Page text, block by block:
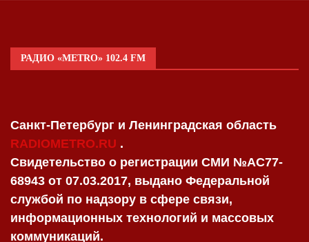
РАДИО «METRO» 102.4 FM
Санкт-Петербург и Ленинградская область
RADIOMETRO.RU .
Свидетельство о регистрации СМИ №AC77-
68943 от 07.03.2017, выдано Федеральной
службой по надзору в сфере связи,
информационных технологий и массовых
коммуникаций.